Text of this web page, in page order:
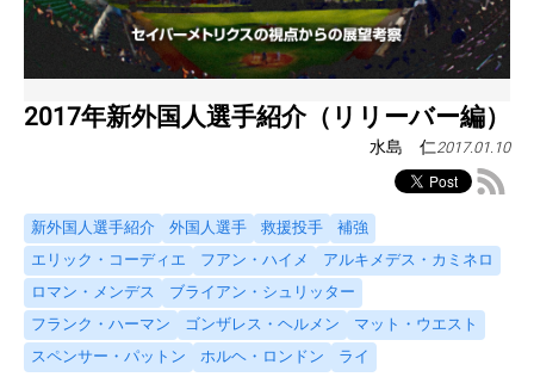
2017年新外国人選手紹介（リリーバー編）
水島 仁2017.01.10
新外国人選手紹介 外国人選手 救援投手
補強
エリック・コーディエ
フアン・ハイメ
アルキメデス・カミネロ
ロマン・メンデス
ブライアン・シュリッター
フランク・ハーマン
ゴンザレス・ヘルメン
マット・ウエスト
スペンサー・パットン
ホルヘ・ロンドン ライ